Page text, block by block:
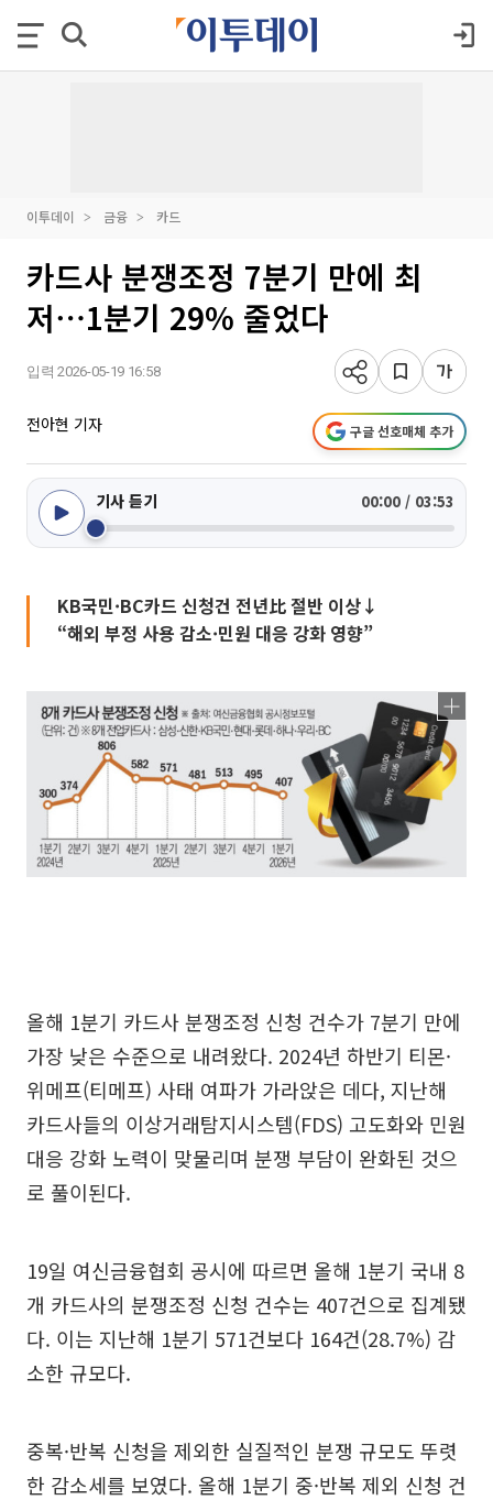
이투데이 금융 카드
카드사 분쟁조정 7분기 만에 최
저⋯1분기 29% 줄었다
입력 2026-05-19 16:58
전아현 기자 구글 선호매체 추가
기사 듣기 00:00 / 03:53
KB국민·BC카드 신청건 전년比 절반 이상↓
“해외 부정 사용 감소·민원 대응 강화 영향”
올해 1분기 카드사 분쟁조정 신청 건수가 7분기 만에
가장 낮은 수준으로 내려왔다. 2024년 하반기 티몬·
위메프(티메프) 사태 여파가 가라앉은 데다, 지난해
카드사들의 이상거래탐지시스템(FDS) 고도화와 민원
대응 강화 노력이 맞물리며 분쟁 부담이 완화된 것으
로 풀이된다.
19일 여신금융협회 공시에 따르면 올해 1분기 국내 8
개 카드사의 분쟁조정 신청 건수는 407건으로 집계됐
다. 이는 지난해 1분기 571건보다 164건(28.7%) 감
소한 규모다.
중복·반복 신청을 제외한 실질적인 분쟁 규모도 뚜렷
한 감소세를 보였다. 올해 1분기 중·반복 제외 신청 건